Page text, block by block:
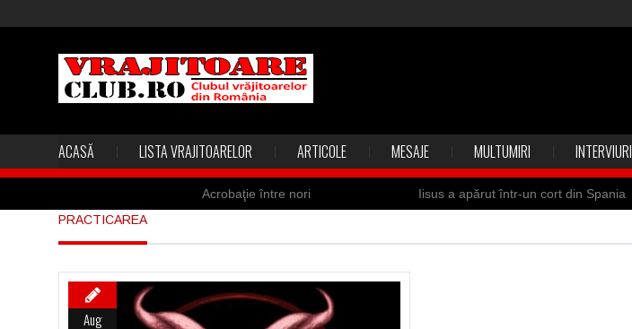
ACASĂ LISTA VRAJITOARELOR ARTICOLE MESAJE MULTUMIRI INTERVIURI
Acrobaţie între nori Iisus a apărut într-un cort din Spania
Derba, un oraş misterios vizitat şi de sfântul Petre
Şi-a vândut soţia pentru un ritual de magie neagră
PRACTICAREA
Aug